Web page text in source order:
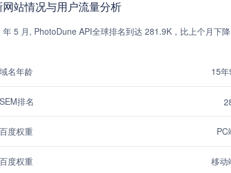
站情况与用户流量分析
5 月, PhotoDune API全球排名到达 281.9K，比上个月下
域名年龄 15年
SEM排名
百度权重 PC
百度权重 移动